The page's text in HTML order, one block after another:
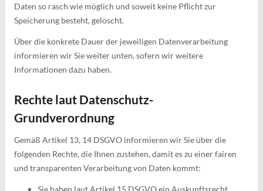
Daten so rasch wie möglich und soweit keine Pflicht zur
Speicherung besteht, gelöscht.
Über die konkrete Dauer der jeweiligen Datenverarbeitung
informieren wir Sie weiter unten, sofern wir weitere
Informationen dazu haben.
Rechte laut Datenschutz-
Grundverordnung
Gemäß Artikel 13, 14 DSGVO informieren wir Sie über die
folgenden Rechte, die Ihnen zustehen, damit es zu einer fairen
und transparenten Verarbeitung von Daten kommt:
Sie haben laut Artikel 15 DSGVO ein Auskunftsrecht